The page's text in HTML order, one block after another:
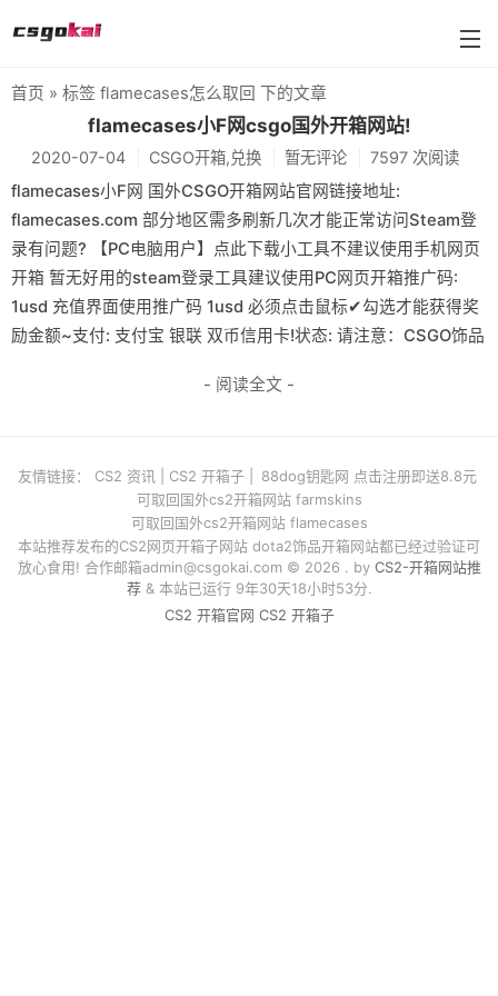
farmskins
88dog
flamecases
88hash-jp
首页 » 标签 flamecases怎么取回 下的文章
flamecases小F网csgo国外开箱网站!
2020-07-04 CSGO开箱,兑换 暂无评论 7597 次阅读
flamecases小F网 国外CSGO开箱网站官网链接地址:
flamecases.com 部分地区需多刷新几次才能正常访问Steam登
录有问题? 【PC电脑用户】点此下载小工具不建议使用手机网页
开箱 暂无好用的steam登录工具建议使用PC网页开箱推广码:
1usd 充值界面使用推广码 1usd 必须点击鼠标✔勾选才能获得奖
励金额~支付: 支付宝 银联 双币信用卡!状态: 请注意：CSGO饰品
- 阅读全文 -
友情链接： CS2 资讯 CS2 开箱子
88dog钥匙网 点击注册即送8.8元
可取回国外cs2开箱网站 farmskins
可取回国外cs2开箱网站 flamecases
本站推荐发布的CS2网页开箱子网站 dota2饰品开箱网站都已经过验证可
放心食用! 合作邮箱admin@csgokai.com© 2026 . by CS2-开箱网站推
荐& 本站已运行 9年30天18小时53分.
CS2 开箱官网 CS2 开箱子